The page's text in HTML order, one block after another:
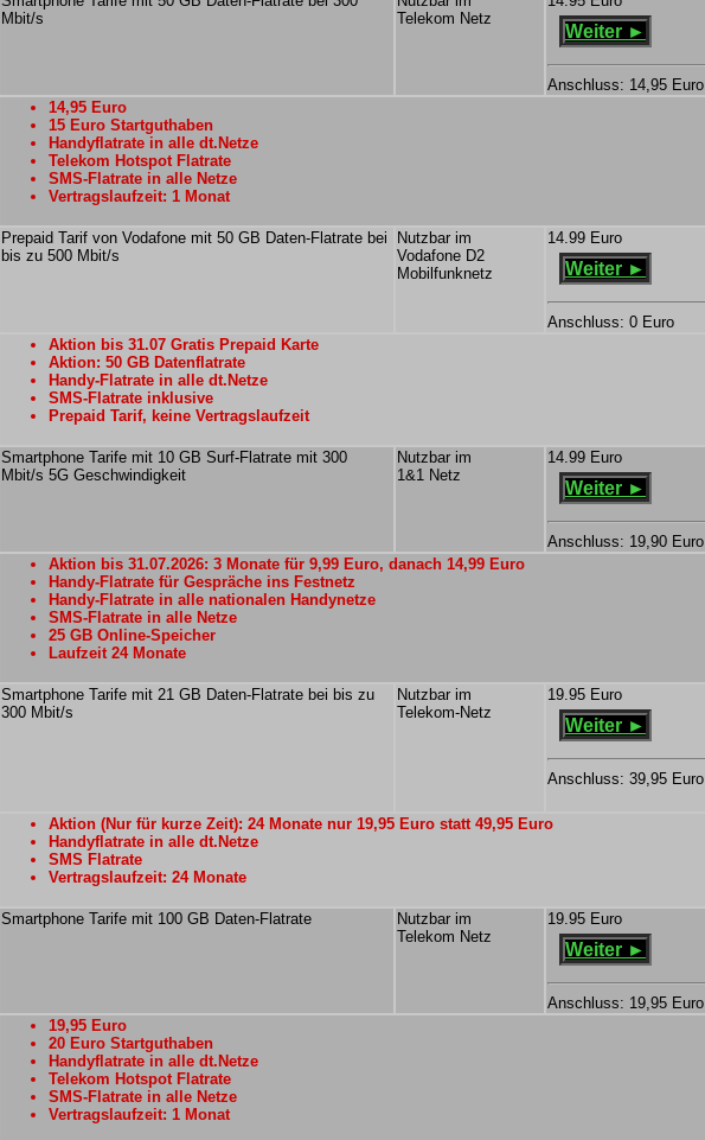
Mbit/s
Telekom Netz
Weiter ►
Anschluss: 14,95 Euro
14,95 Euro
15 Euro Startguthaben
Handyflatrate in alle dt.Netze
Telekom Hotspot Flatrate
SMS-Flatrate in alle Netze
Vertragslaufzeit: 1 Monat
Prepaid Tarif von Vodafone mit 50 GB Daten-Flatrate bei
bis zu 500 Mbit/s
Nutzbar im
Vodafone D2
Mobilfunknetz
14.99 Euro
Weiter ►
Anschluss: 0 Euro
Aktion bis 31.07 Gratis Prepaid Karte
Aktion: 50 GB Datenflatrate
Handy-Flatrate in alle dt.Netze
SMS-Flatrate inklusive
Prepaid Tarif, keine Vertragslaufzeit
Smartphone Tarife mit 10 GB Surf-Flatrate mit 300
Mbit/s 5G Geschwindigkeit
Nutzbar im
1&1 Netz
14.99 Euro
Weiter ►
Anschluss: 19,90 Euro
Aktion bis 31.07.2026: 3 Monate für 9,99 Euro, danach 14,99 Euro
Handy-Flatrate für Gespräche ins Festnetz
Handy-Flatrate in alle nationalen Handynetze
SMS-Flatrate in alle Netze
25 GB Online-Speicher
Laufzeit 24 Monate
Smartphone Tarife mit 21 GB Daten-Flatrate bei bis zu
300 Mbit/s
Nutzbar im
Telekom-Netz
19.95 Euro
Weiter ►
Anschluss: 39,95 Euro
Aktion (Nur für kurze Zeit): 24 Monate nur 19,95 Euro statt 49,95 Euro
Handyflatrate in alle dt.Netze
SMS Flatrate
Vertragslaufzeit: 24 Monate
Smartphone Tarife mit 100 GB Daten-Flatrate
Nutzbar im
Telekom Netz
19.95 Euro
Weiter ►
Anschluss: 19,95 Euro
19,95 Euro
20 Euro Startguthaben
Handyflatrate in alle dt.Netze
Telekom Hotspot Flatrate
SMS-Flatrate in alle Netze
Vertragslaufzeit: 1 Monat